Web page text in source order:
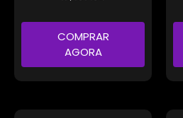
COMPRAR
AGORA